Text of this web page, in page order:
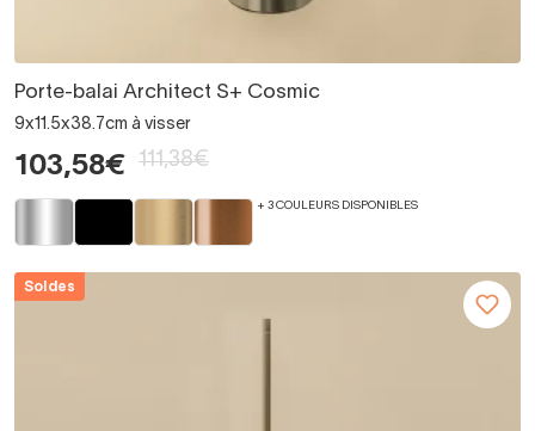
Porte-balai Architect S+ Cosmic
9x11.5x38.7cm à visser
103,58€ 111,38€
+ 3 COULEURS DISPONIBLES
Soldes